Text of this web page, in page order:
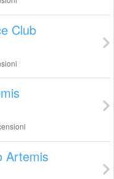
Club
Artemis